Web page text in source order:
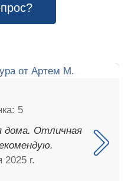
дома. Отличная
2025 г.